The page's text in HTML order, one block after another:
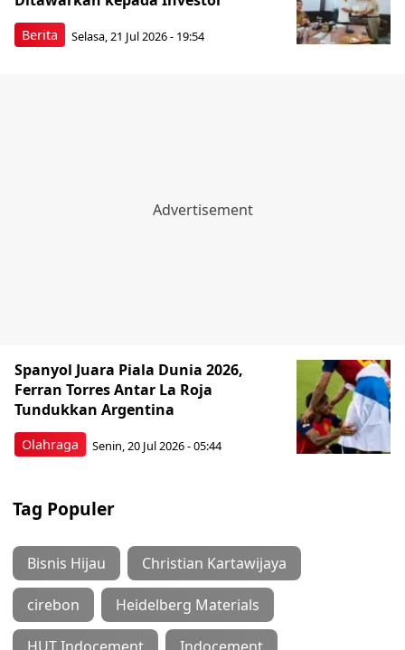
Berita Selasa, 21 Jul 2026 - 19:54
Olahraga
Spanyol Juara Piala Dunia 2026,
Ferran Torres Antar La Roja
Tundukkan Argentina
Senin, 20 Jul 2026 - 05:44
Tag Populer
Bisnis Hijau Christian Kartawijaya
cirebon Heidelberg Materials